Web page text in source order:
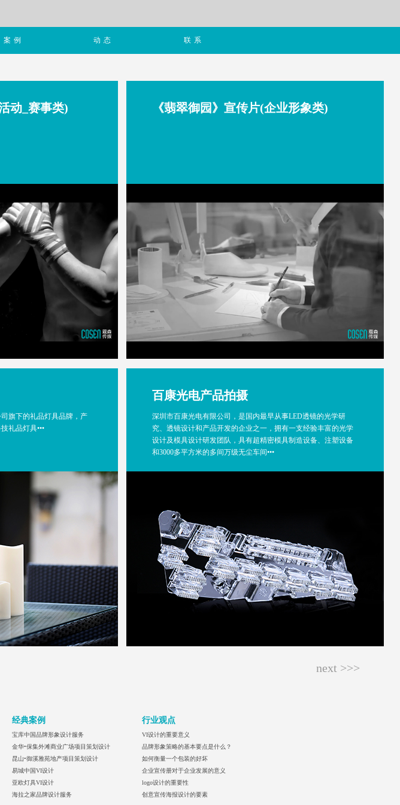
案例 动态 联系
动_赛事类) 《翡翠御园》宣传片(企业形象类)
旗下的礼品灯具品牌，产
礼品灯具•••
百康光电产品拍摄
深圳市百康光电有限公司，是国内最早从事LED透镜的光学研
究、透镜设计和产品开发的企业之一，拥有一支经验丰富的光学
设计及模具设计研发团队，具有超精密模具制造设备、注塑设备
和3000多平方米的多间万级无尘车间•••
next >>>
经典案例
宝库中国品牌形象设计服务
金华•保集外滩商业广场项目策划设计
昆山•御溪雅苑地产项目策划设计
易城中国VI设计
亚欧灯具VI设计
海拉之家品牌设计服务
行业观点
VI设计的重要意义
品牌形象策略的基本要点是什么？
如何衡量一个包装的好坏
企业宣传册对于企业发展的意义
logo设计的重要性
创意宣传海报设计的要素